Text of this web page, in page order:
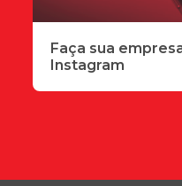
Faça sua
Instagram